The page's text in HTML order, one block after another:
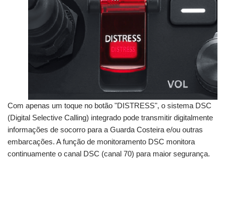
Com apenas um toque no botão "DISTRESS", o sistema DSC
(Digital Selective Calling) integrado pode transmitir digitalmente
informações de socorro para a Guarda Costeira e/ou outras
embarcações. A função de monitoramento DSC monitora
continuamente o canal DSC (canal 70) para maior segurança.